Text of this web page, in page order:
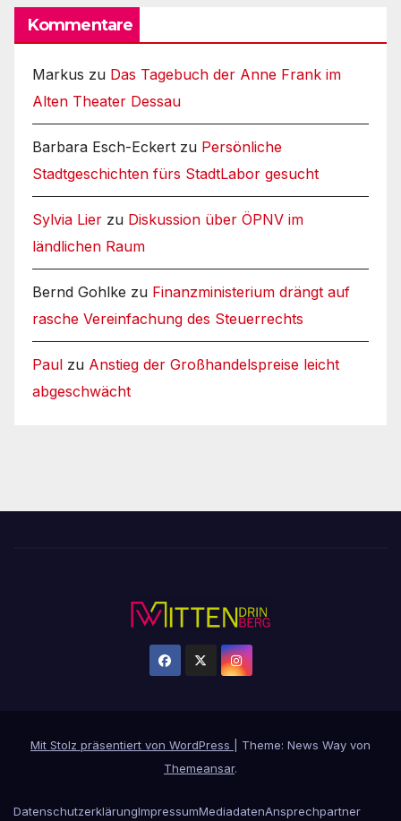
Kommentare
Markus zu Das Tagebuch der Anne Frank im
Alten Theater Dessau
Barbara Esch-Eckert zu Persönliche
Stadtgeschichten fürs StadtLabor gesucht
Sylvia Lier zu Diskussion über ÖPNV im
ländlichen Raum
Bernd Gohlke zu Finanzministerium drängt auf
rasche Vereinfachung des Steuerrechts
Paul zu Anstieg der Großhandelspreise leicht
abgeschwächt
Mit Stolz präsentiert von WordPress
Theme: News Way von
Themeansar.
DatenschutzerklärungImpressumMediadatenAnsprechpartner